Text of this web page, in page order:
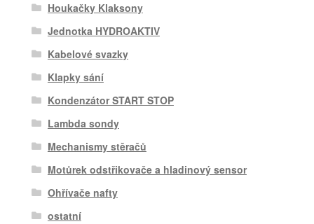
Houkačky Klaksony
Jednotka HYDROAKTIV
Kabelové svazky
Klapky sání
Kondenzátor START STOP
Lambda sondy
Mechanismy stěračů
Motůrek odstřikovače a hladinový sensor
Ohřívače nafty
ostatní